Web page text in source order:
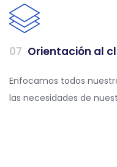
Orientación al
07
Enfocamos todos
las necesidades de